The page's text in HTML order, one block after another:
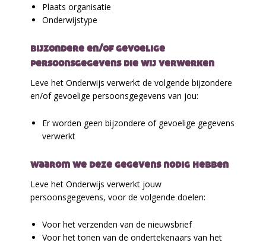
Plaats organisatie
Onderwijstype
bijzondere en/of gevoelige
persoonsgegevens die wij verwerken
Leve het Onderwijs verwerkt de volgende bijzondere
en/of gevoelige persoonsgegevens van jou:
Er worden geen bijzondere of gevoelige gegevens
verwerkt
waarom we deze gegevens nodig hebben
Leve het Onderwijs verwerkt jouw
persoonsgegevens, voor de volgende doelen:
Voor het verzenden van de nieuwsbrief
Voor het tonen van de ondertekenaars van het